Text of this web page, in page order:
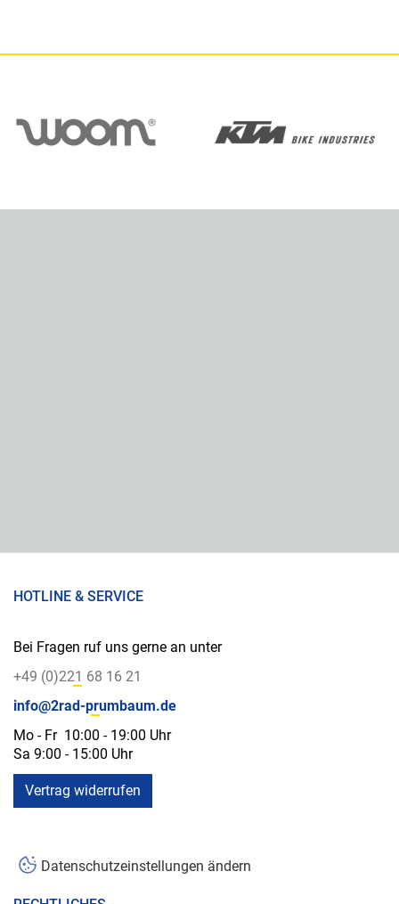
HOTLINE & SERVICE
Bei Fragen ruf uns gerne an unter
+49 (0)221 68 16 21
info@2rad-prumbaum.de
Mo - Fr 10:00 - 19:00 Uhr
Sa 9:00 - 15:00 Uhr
Vertrag widerrufen
Datenschutzeinstellungen ändern